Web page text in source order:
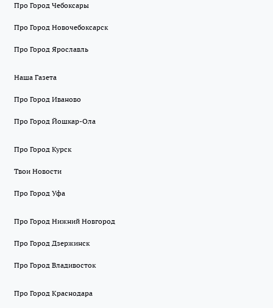
Про Город Чебоксары
Про Город Новочебоксарск
Про Город Ярославль
Наша Газета
Про Город Иваново
Про Город Йошкар-Ола
Про Город Курск
Твои Новости
Про Город Уфа
Про Город Нижний Новгород
Про Город Дзержинск
Про Город Владивосток
Про Город Краснодара